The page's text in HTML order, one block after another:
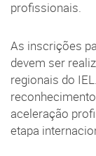
profissionais.
As inscrições
devem ser
regionais do
aceleração
etapa